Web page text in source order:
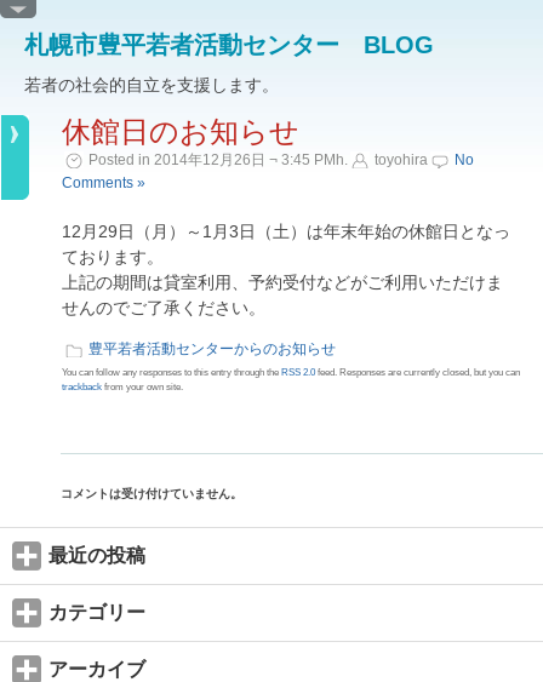
札幌市豊平若者活動センター BLOG
若者の社会的自立を支援します。
休館日のお知らせ
Posted in 2014年12月26日 ¬ 3:45 PMh. toyohira
No
Comments »
12月29日（月）～1月3日（土）は年末年始の休館日となっ
ております。
上記の期間は貸室利用、予約受付などがご利用いただけま
せんのでご了承ください。
豊平若者活動センターからのお知らせ
You can follow any responses to this entry through the RSS 2.0 feed. Responses are currently closed, but you can
trackback from your own site.
コメントは受け付けていません。
最近の投稿
カテゴリー
アーカイブ